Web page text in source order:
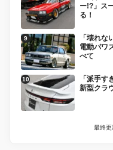
ー!?」ス
る！
「壊れ
電動パワ
べて
「派手
新型クラ
最終